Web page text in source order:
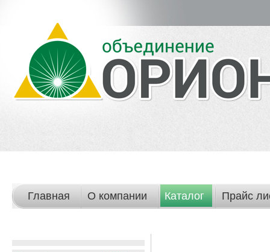
Главная О компании Каталог Прайс